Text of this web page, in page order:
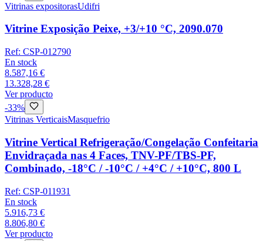
Vitrinas expositorasUdifri
Vitrine Exposição Peixe, +3/+10 °C, 2090.070
Ref: CSP-012790
En stock
8.587,16 €
13.328,28 €
Ver producto
-33%
Vitrinas VerticaisMasquefrio
Vitrine Vertical Refrigeração/Congelação Confeitaria
Envidraçada nas 4 Faces, TNV-PF/TBS-PF,
Combinado, -18°C / -10°C / +4°C / +10°C, 800 L
Ref: CSP-011931
En stock
5.916,73 €
8.806,80 €
Ver producto